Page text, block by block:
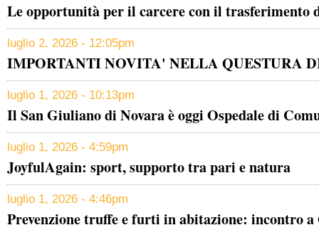
Le opportunità per il carcere con il trasferimento
luglio 2, 2026 - 12:05pm
IMPORTANTI NOVITA' NELLA QUESTURA
luglio 1, 2026 - 10:13pm
Il San Giuliano di Novara è oggi Ospedale di
luglio 1, 2026 - 4:59pm
JoyfulAgain: sport, supporto tra pari e natura
luglio 1, 2026 - 4:46pm
Prevenzione truffe e furti in abitazione: incontro